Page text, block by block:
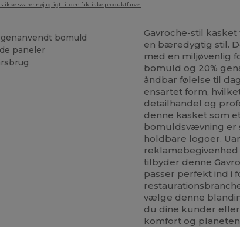
ikke svarer nøjagtigt til den faktiske produktfarve.
bomuld
paneler
Gavroche-stil
en bæredygtig stil.
med en miljøvenlig
bomuld og 20%
åndbar følelse til
ensartet form,
detailhandel og
denne kasket som
bomuldsvævning er
holdbare logoer.
tilbyder denne
passer perfekt ind i
vælge denne
du dine kunder
komfort og